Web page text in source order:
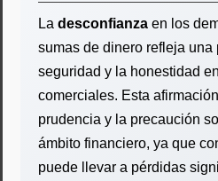
La desconfianza en los
sumas de dinero refleja una
seguridad y la honestidad
comerciales. Esta
prudencia y la precaución
ámbito financiero, ya que
puede llevar a pérdidas